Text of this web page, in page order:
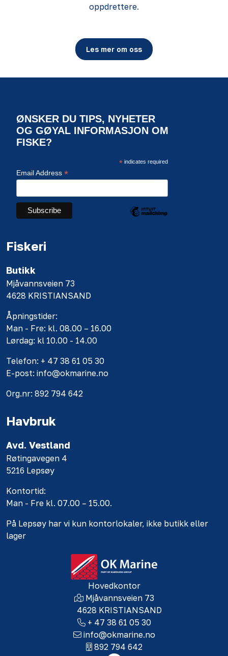
oppdrettere.
Les mer om oss
ØNSKER DU TIPS, NYHETER
OG GØYAL INFORMASJON OM
FISKE?
*indicates required
Email Address *
Fiskeri
Butikk
Mjåvannsveien 73
4628 KRISTIANSAND
Åpningstider:
Man - Fre: kl. 08.00 – 16.00
Lørdag: kl 10.00 - 14.00
Telefon: + 47 38 61 05 30
E-post: info@okmarine.no
Org.nr: 892 794 642
Havbruk
Avd. Vestland
Røtingavegen 4
5216 Lepsøy
Kontortid:
Man - Fre kl. 07.00 – 15.00.
På Lepsøy har vi kun kontorlokaler, ikke butikk eller
lager
Hovedkontor
Mjåvannsveien 73
4628 KRISTIANSAND
+ 47 38 61 05 30
info@okmarine.no
892 794 642